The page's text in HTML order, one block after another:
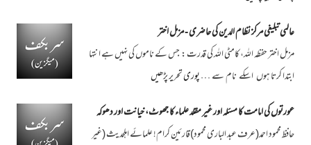
عالمی تبلیغی مرکز نظام الدین کی حاضری - مزمل اختر
مزمل اختر حفظہ اللہ، کامٹی اللہ کی قدرت : جس کے ناموں کی نہیں ہے انتہا
ابتدا کرتا ہوں اسکے نام سے …پوری تحریر پڑھیں
عورتوں کی امامت کا مسئلہ اور غیر مقلد علماء کا جھوٹ، خیانت اور دھوکہ
حافظ محمود احمد(عرف عبد الباری محمود)قارئین کرام! علمائے اہلحدیث (غیر